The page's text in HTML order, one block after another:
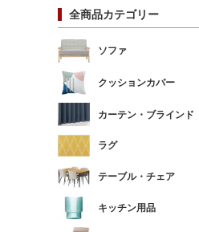
全商品カテゴリー
ソファ
クッションカバー
カーテン・ブラインド
ラグ
テーブル・チェア
キッチン用品